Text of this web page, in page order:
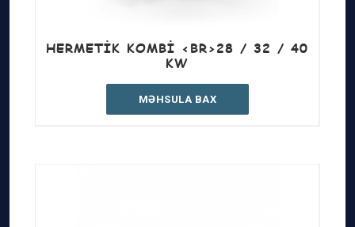
HERMETIK KOMBI <BR>28 / 32 / 40
KW
MƏHSULA BAX